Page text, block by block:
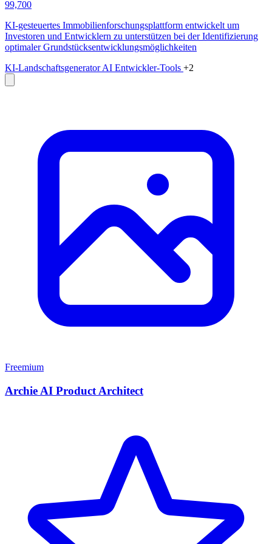
99,700
KI-gesteuertes Immobilienforschungsplattform entwickelt um
Investoren und Entwicklern zu unterstützen bei der Identifizierung
optimaler Grundstücksentwicklungsmöglichkeiten
KI-LandschaftsgeneratorAI Entwickler-Tools +2
Freemium
Archie AI Product Architect